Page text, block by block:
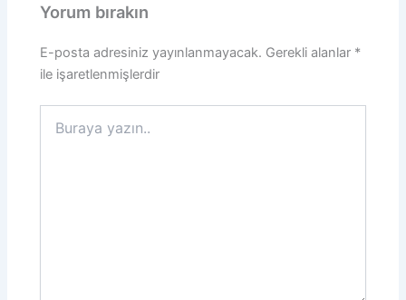
Yorum bırakın
E-posta adresiniz yayınlanmayacak. Gerekli alanlar *
ile işaretlenmişlerdir
yazın..